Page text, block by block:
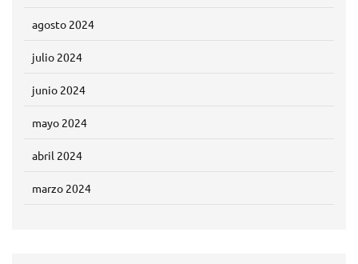
agosto 2024
julio 2024
junio 2024
mayo 2024
abril 2024
marzo 2024